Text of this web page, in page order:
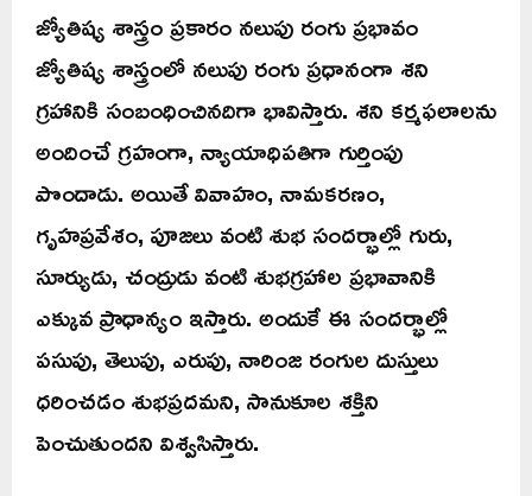
జ్యోతిష్య శాస్త్రం ప్రకారం నలుపు రంగు ప్రభావం
జ్యోతిష్య శాస్త్రంలో నలుపు రంగు ప్రధానంగా శని
గ్రహానికి సంబంధించినదిగా భావిస్తారు. శని కర్మఫలాలను
అందించే గ్రహంగా, న్యాయాధిపతిగా గుర్తింపు
పొందాడు. అయితే వివాహం, నామకరణం,
గృహప్రవేశం, పూజలు వంటి శుభ సందర్భాల్లో గురు,
సూర్యుడు, చంద్రుడు వంటి శుభగ్రహాల ప్రభావానికి
ఎక్కువ ప్రాధాన్యం ఇస్తారు. అందుకే ఈ సందర్భాల్లో
పసుపు, తెలుపు, ఎరుపు, నారింజ రంగుల దుస్తులు
ధరించడం శుభప్రదమని, సానుకూల శక్తిని
పెంచుతుందని విశ్వసిస్తారు.